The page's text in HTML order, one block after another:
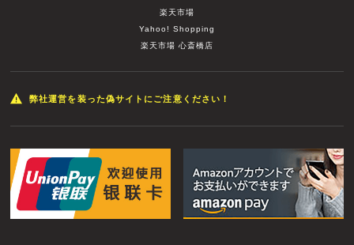
楽天市場
Yahoo! Shopping
楽天市場 心斎橋店
弊社運営を装った偽サイトにご注意ください！